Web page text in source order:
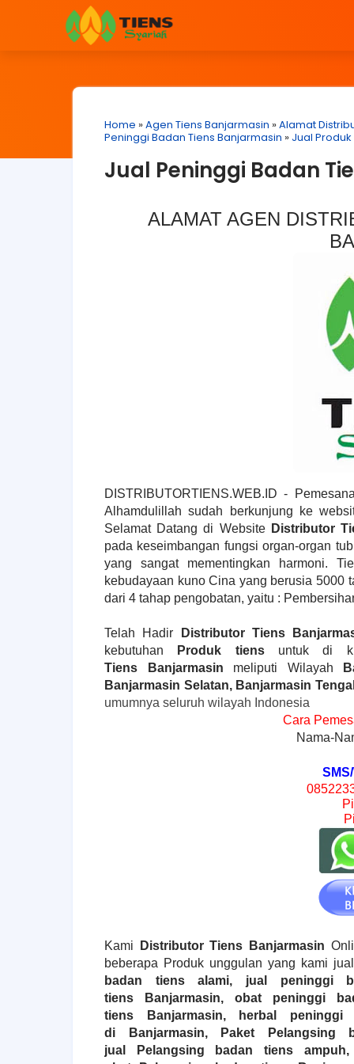
Home »Agen Tiens Banjarmasin »Alamat
Peninggi Badan Tiens Banjarmasin » Jual
Jual Peninggi Badan
ALAMAT AGEN
DISTRIBUTORTIENS.WEB.ID -
Alhamdulillah sudah berkunjung ke
Selamat Datang di Website Distributor
pada keseimbangan fungsi organ-organ
yang sangat mementingkan harmoni.
kebudayaan kuno Cina yang berusia 5000
dari 4 tahap pengobatan, yaitu :
Telah Hadir
Distributor Tiens
kebutuhan
Produk tiensuntuk di
Tiens
Banjarmasin meliputi Wilayah
Banjarmasin Selatan, Banjarmasin
umumnya seluruh wilayah Indonesia
Cara
Nama-
Kami Distributor Tiens Banjarmasin
beberapa Produk unggulan yang kami
badan tiens alami, jual peninggi
tiens
Banjarmasin, obat peninggi
tiens
Banjarmasin, herbal peninggi
di
Banjarmasin,
Paket
jual
Pelangsing badan tiens